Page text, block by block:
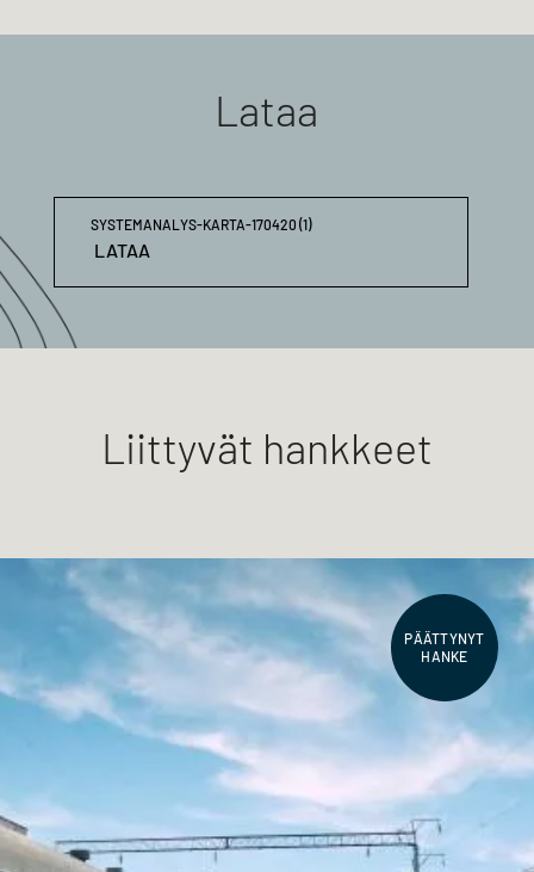
Lataa
SYSTEMANALYS-KARTA-170420 (1)
LATAA
Liittyvät hankkeet
PÄÄTTYNYT
HANKE